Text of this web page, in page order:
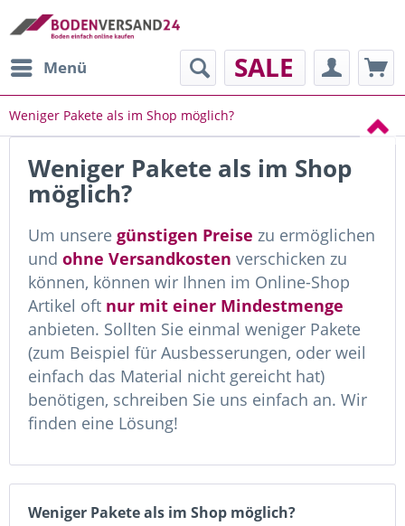
Menü SALE
Weniger Pakete als im Shop möglich?
Weniger Pakete als im Shop
möglich?
Um unsere günstigen Preise zu ermöglichen
und ohne Versandkosten verschicken zu
können, können wir Ihnen im Online-Shop
Artikel oft nur mit einer Mindestmenge
anbieten. Sollten Sie einmal weniger Pakete
(zum Beispiel für Ausbesserungen, oder weil
einfach das Material nicht gereicht hat)
benötigen, schreiben Sie uns einfach an. Wir
finden eine Lösung!
Weniger Pakete als im Shop möglich?